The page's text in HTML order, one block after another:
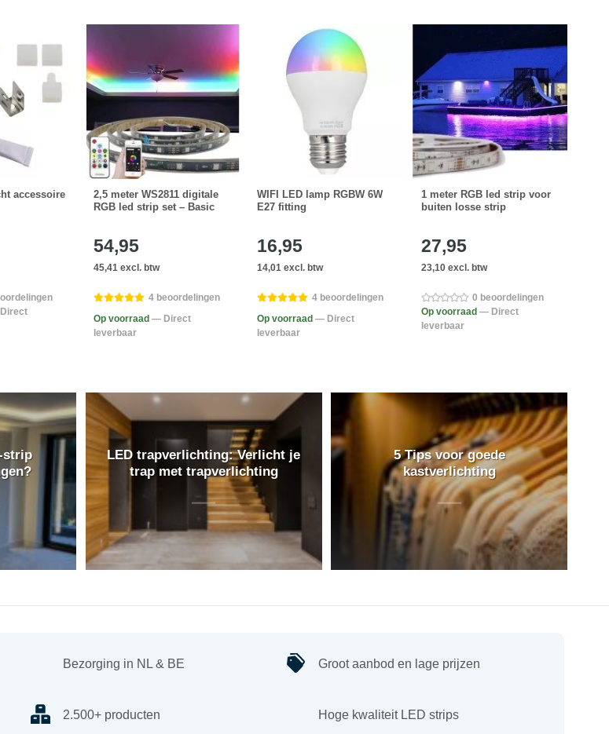
accessoire
2,5 meter WS2811 digitale
RGB led strip set – Basic
54,95
45,41 excl. btw
4 beoordelingen
Op voorraad — Direct
leverbaar
WIFI LED lamp RGBW 6W
E27 fitting
16,95
14,01 excl. btw
4 beoordelingen
Op voorraad — Direct
leverbaar
1 meter RGB led strip voor
buiten losse strip
27,95
23,10 excl. btw
0 beoordelingen
Op voorraad — Direct
leverbaar
strip
LED trapverlichting: Verlicht je
trap met trapverlichting
5 Tips voor goede
kastverlichting
Bezorging in NL & BE
2.500+ producten
Groot aanbod en lage prijzen
Hoge kwaliteit LED strips